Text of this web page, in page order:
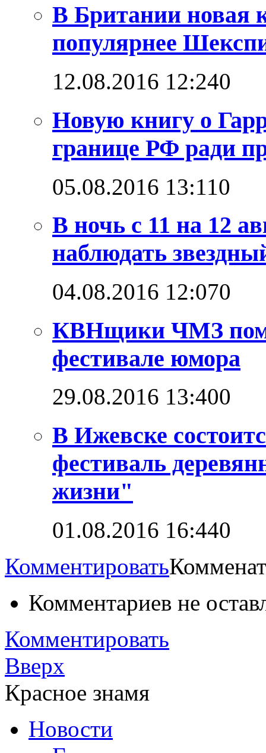
В Британии новая
популярнее
12.08.2016 12:240
Новую книгу о
границе РФ ради
05.08.2016 13:11 0
В ночь с 11 на 12
наблюдать
04.08.2016 12:070
КВНщики ЧМЗ
фестивале юмора
29.08.2016 13:400
В Ижевске
фестиваль
жизни"
01.08.2016 16:440
Комментировать
Комментариев не
Комментировать
Вверх
Красное знамя
Новости